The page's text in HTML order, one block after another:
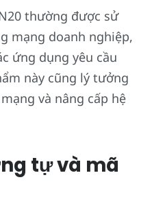
thường được sử
mạng doanh nghiệp,
ứng dụng yêu cầu
này cũng lý tưởng
và nâng cấp hệ
tự và mã